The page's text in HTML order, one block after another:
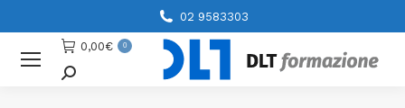
02 9583303
0,00€ 0
Cerca